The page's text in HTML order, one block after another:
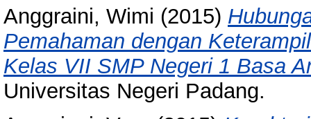
Anggraini, Wimi (2015)
Pemahaman dengan
Kelas VII SMP Negeri 1 Basa
Universitas Negeri Padang.